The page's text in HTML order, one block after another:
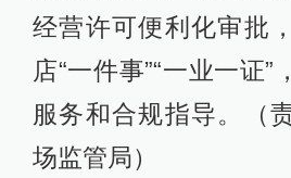
经营许可便利化审批
店“一件事”“一业一证
服务和合规指导。（
场监管局）